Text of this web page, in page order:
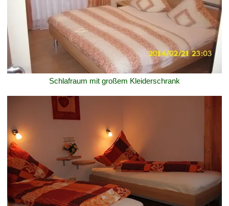
Schlafraum mit großem Kleiderschrank